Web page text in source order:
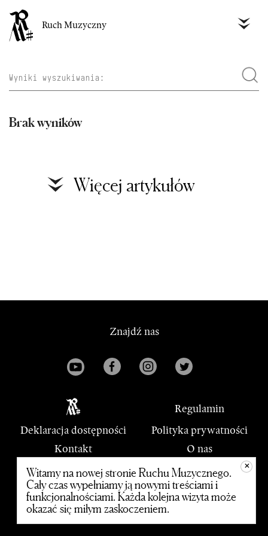
Ruch Muzyczny
Brak wyników
Więcej artykułów
Znajdź nas
Regulamin
Deklaracja dostępności
Polityka prywatności
Kontakt
O nas
PWM
© 2020 Polskie Wydawnictwo Muzyczne
+
Witamy na nowej stronie Ruchu Muzycznego.
Cały czas wypełniamy ją nowymi treściami i
funkcjonalnościami. Każda kolejna wizyta może
okazać się miłym zaskoczeniem.